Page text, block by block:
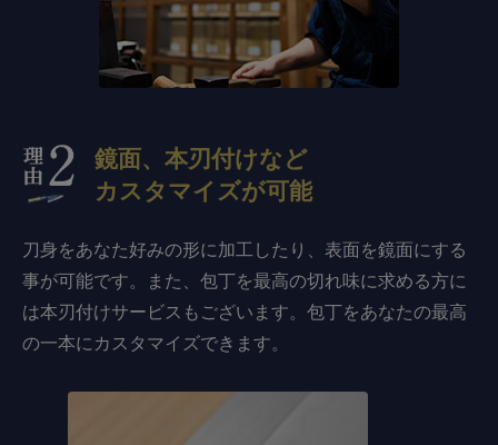
鏡面、本刃付けなど
カスタマイズが可能
刀身をあなた好みの形に加工したり、表面を鏡面にする
事が可能です。また、包丁を最高の切れ味に求める方に
は本刃付けサービスもございます。包丁をあなたの最高
の一本にカスタマイズできます。